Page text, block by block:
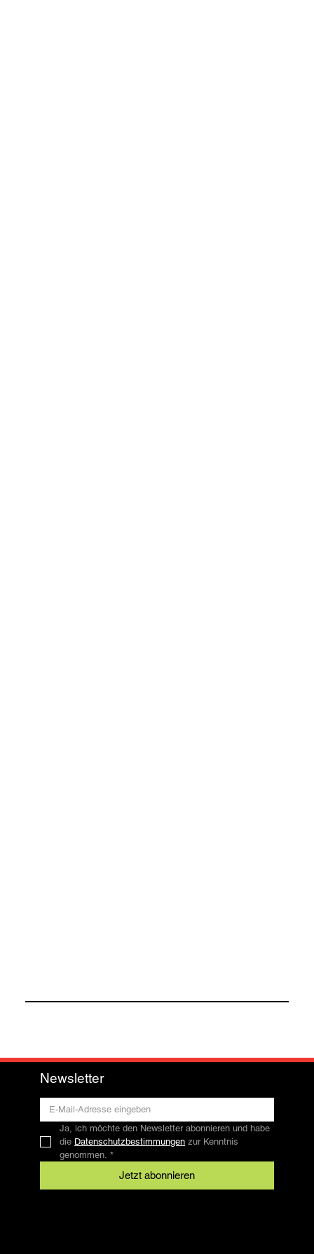
Newsletter
Ja, ich möchte den Newsletter abonnieren und habe
die Datenschutzbestimmungen zur Kenntnis
genommen. *
Jetzt abonnieren